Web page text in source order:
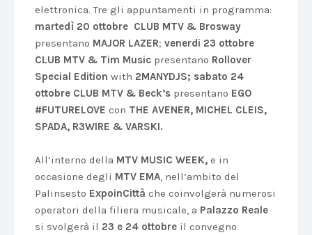
elettronica. Tre gli appuntamenti in programma:
martedì 20 ottobre CLUB MTV & Brosway
presentano MAJOR LAZER; venerdi 23 ottobre
CLUB MTV & Tim Music presentano Rollover
Special Edition with 2MANYDJS; sabato 24
ottobre CLUB MTV & Beck’s presentano EGO
#FUTURELOVE con THE AVENER, MICHEL CLEIS,
SPADA, R3WIRE & VARSKI.
All’interno della MTV MUSIC WEEK, e in
occasione degli MTV EMA, nell’ambito del
Palinsesto ExpoinCittà che coinvolgerà numerosi
operatori della filiera musicale, a Palazzo Reale
si svolgerà il 23 e 24 ottobre il convegno